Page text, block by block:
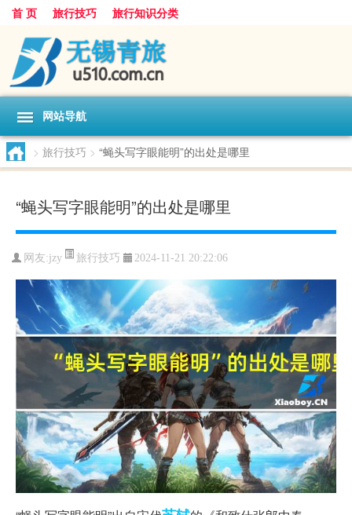
首 页 旅行技巧 旅行知识分类
网站导航
> 旅行技巧 > “蝇头写字眼能明”的出处是哪里
“蝇头写字眼能明”的出处是哪里
网友:jzy 旅行技巧 2024-11-21 20:22:06